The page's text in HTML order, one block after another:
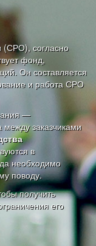
(СРО), согласно
фонд,
Он составляется
и работа СРО
—
между заказчиками
в
необходимо
поводу.
получить
его